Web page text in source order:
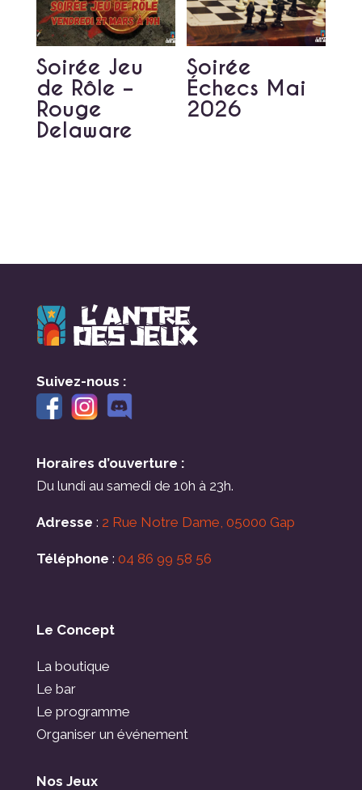
Soirée Jeu
de Rôle –
Rouge
Delaware
Soirée
Échecs Mai
2026
Suivez-nous :
Horaires d’ouverture :
Du lundi au samedi de 10h à 23h.
Adresse : 2 Rue Notre Dame, 05000 Gap
Téléphone : 04 86 99 58 56
Le Concept
La boutique
Le bar
Le programme
Organiser un événement
Nos Jeux